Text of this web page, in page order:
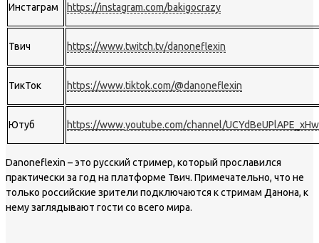
Инстаграм https://instagram.com/bakigocrazy
Твич https://www.twitch.tv/danoneflexin
ТикТок https://www.tiktok.com/@danoneflexin
Ютуб https://www.youtube.com/channel/
Danoneflexin – это русский стример, который прославился
практически за год на платформе Твич. Примечательно, что не
только российские зрители подключаются к стримам Данона, к
нему заглядывают гости со всего мира.